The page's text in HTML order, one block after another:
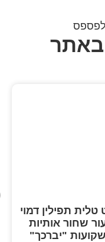
באתר
טלית תפילין דמוי
שחור אותיות
שקועות "יברכך"